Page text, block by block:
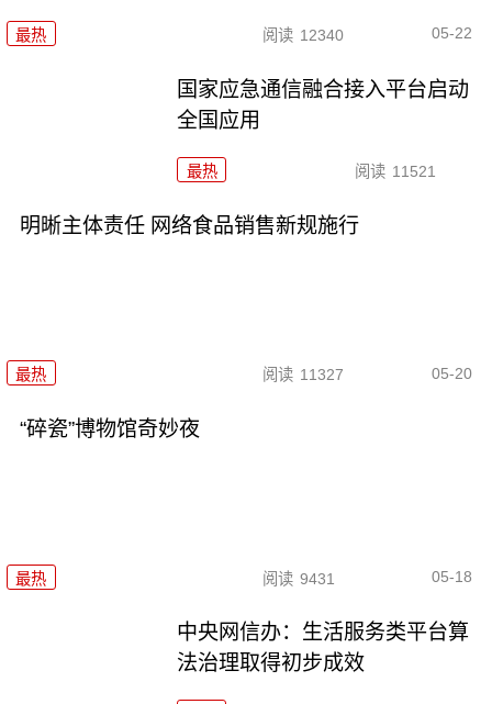
最热 阅读 12340 05-22
国家应急通信融合接入平台启动
全国应用
最热 阅读 11521
明晰主体责任 网络食品销售新规施行
最热 阅读 11327 05-20
“碎瓷”博物馆奇妙夜
最热 阅读 9431 05-18
中央网信办：生活服务类平台算
法治理取得初步成效